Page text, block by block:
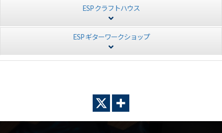
ESP クラフトハウス
ESP ギターワークショップ